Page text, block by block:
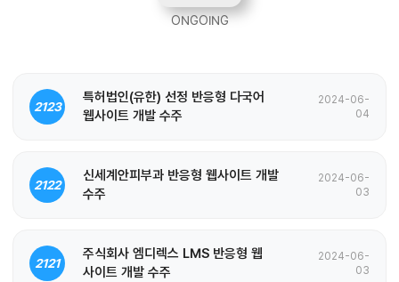
ONGOING
2123
특허법인(유한) 선정 반응형 다국어
웹사이트 개발 수주
2024-06-
04
2122
신세계안피부과 반응형 웹사이트 개발
수주
2024-06-
03
2121
주식회사 엠디렉스 LMS 반응형 웹
사이트 개발 수주
2024-06-
03